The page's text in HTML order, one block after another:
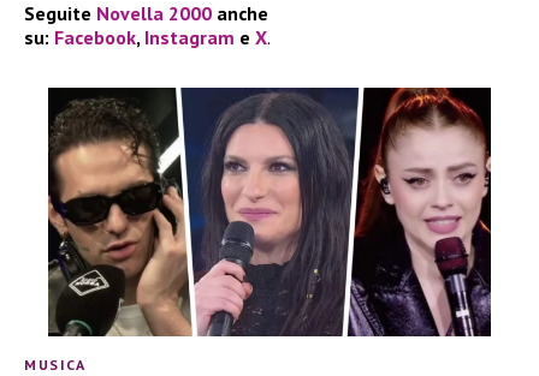
Seguite Novella 2000 anche
su: Facebook, Instagram e X.
MUSICA